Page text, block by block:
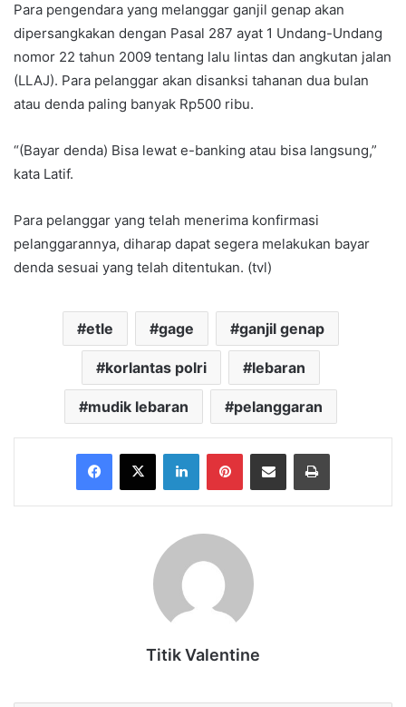
Para pengendara yang melanggar ganjil genap akan
dipersangkakan dengan Pasal 287 ayat 1 Undang-Undang
nomor 22 tahun 2009 tentang lalu lintas dan angkutan jalan
(LLAJ). Para pelanggar akan disanksi tahanan dua bulan
atau denda paling banyak Rp500 ribu.
“(Bayar denda) Bisa lewat e-banking atau bisa langsung,”
kata Latif.
Para pelanggar yang telah menerima konfirmasi
pelanggarannya, diharap dapat segera melakukan bayar
denda sesuai yang telah ditentukan. (tvl)
etle gage ganjil genap
korlantas polri lebaran
mudik lebaran pelanggaran
Facebook
X LinkedInPinterestShare via Email Print
Titik Valentine